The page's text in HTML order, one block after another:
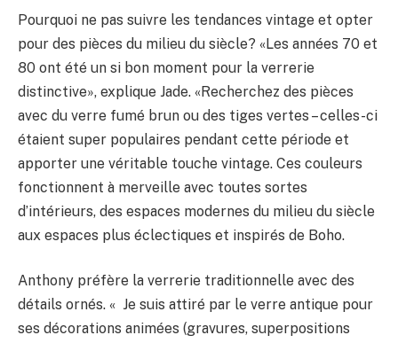
Pourquoi ne pas suivre les tendances vintage et opter
pour des pièces du milieu du siècle? «Les années 70 et
80 ont été un si bon moment pour la verrerie
distinctive», explique Jade. «Recherchez des pièces
avec du verre fumé brun ou des tiges vertes – celles-ci
étaient super populaires pendant cette période et
apporter une véritable touche vintage. Ces couleurs
fonctionnent à merveille avec toutes sortes
d’intérieurs, des espaces modernes du milieu du siècle
aux espaces plus éclectiques et inspirés de Boho.
Anthony préfère la verrerie traditionnelle avec des
détails ornés. « Je suis attiré par le verre antique pour
ses décorations animées (gravures, superpositions